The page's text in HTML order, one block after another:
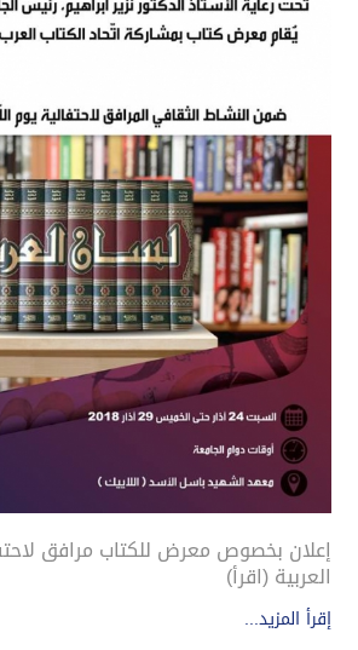
إعلان بخصوص معرض للكتاب مرافق
العربية (اقرأ)
إقرأ المزيد...